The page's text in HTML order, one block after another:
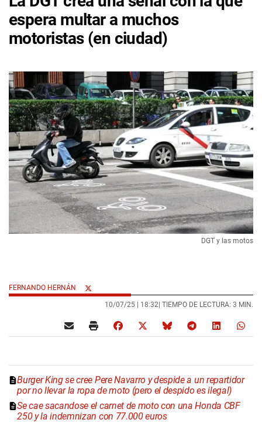
espera multar a muchos
motoristas (en ciudad)
DGT y las motos
FERNANDO HERNÁN
10/07/25 | 18:32 | TIEMPO DE LECTURA: 3 MIN.
Burger King se cree Pere Navarro y despide a un repartidor
por no llevar la ropa de moto (pero el despido es ilegal)
Se cae sacandose el carnet de moto con una Honda CBF
250 y la indemnizan con 77.000 euros